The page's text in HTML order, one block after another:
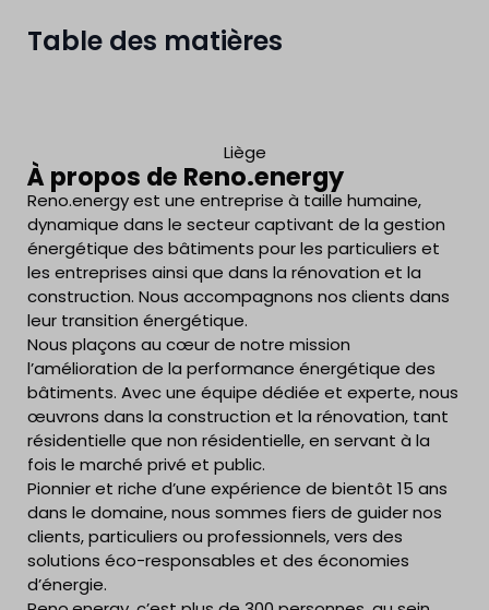
Table des matières
Liège
À propos de Reno.energy
Reno.energy est une entreprise à taille humaine,
dynamique dans le secteur captivant de la gestion
énergétique des bâtiments pour les particuliers et
les entreprises ainsi que dans la rénovation et la
construction. Nous accompagnons nos clients dans
leur transition énergétique.
Nous plaçons au cœur de notre mission
l’amélioration de la performance énergétique des
bâtiments. Avec une équipe dédiée et experte, nous
œuvrons dans la construction et la rénovation, tant
résidentielle que non résidentielle, en servant à la
fois le marché privé et public.
Pionnier et riche d’une expérience de bientôt 15 ans
dans le domaine, nous sommes fiers de guider nos
clients, particuliers ou professionnels, vers des
solutions éco-responsables et des économies
d’énergie.